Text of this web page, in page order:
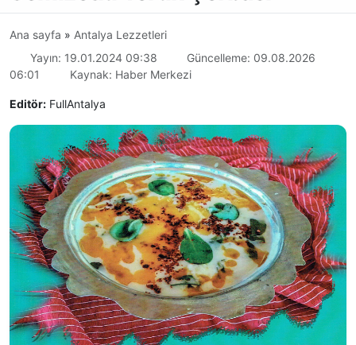
Ana sayfa » Antalya Lezzetleri
Yayın: 19.01.2024 09:38
Güncelleme: 09.08.2026
06:01
Kaynak: Haber Merkezi
Editör: FullAntalya